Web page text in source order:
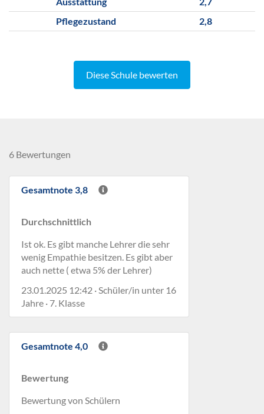
Pflegezustand
2,8
Diese Schule bewerten
6 Bewertungen
Gesamtnote 3,8
Durchschnittlich
Ist ok. Es gibt manche Lehrer die sehr
wenig Empathie besitzen. Es gibt aber
auch nette ( etwa 5% der Lehrer)
23.01.2025 12:42 · Schüler/in unter 16
Jahre · 7. Klasse
Gesamtnote 4,0
Bewertung
Bewertung von Schülern